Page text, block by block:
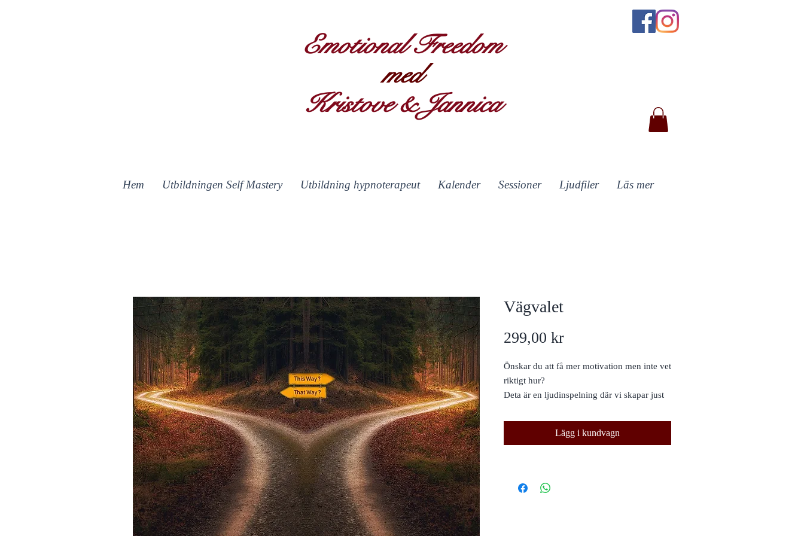
Emotional Freedom
med
Kristove & Jannica
Hem Utbildningen Self Mastery Utbildning hypnoterapeut Kalender Sessioner Ljudfiler Läs mer
Vägvalet
299,00 krPris
Önskar du att få mer motivation men inte vet
riktigt hur?
Deta är en ljudinspelning där vi skapar just
Om du har något du funderingar över,
någon förändring du önskar göra i livet.
något helt annat - men inte riktigt gör
förändringen?
Lägg i kundvagn